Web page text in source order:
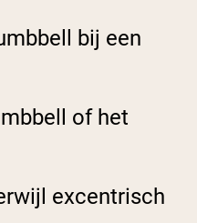
bij een
of het
excentrisch